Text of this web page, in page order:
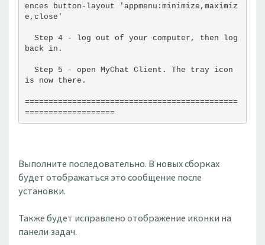
ences button-layout 'appmenu:minimize,maximiz
e,close'
Step 4 - log out of your computer, then log
back in.
Step 5 - open MyChat Client. The tray icon
is now there.
=============================================
===================
Выполните последовательно. В новых сборках
будет отображаться это сообщение после
установки.
Также будет исправлено отображение иконки на
панели задач.